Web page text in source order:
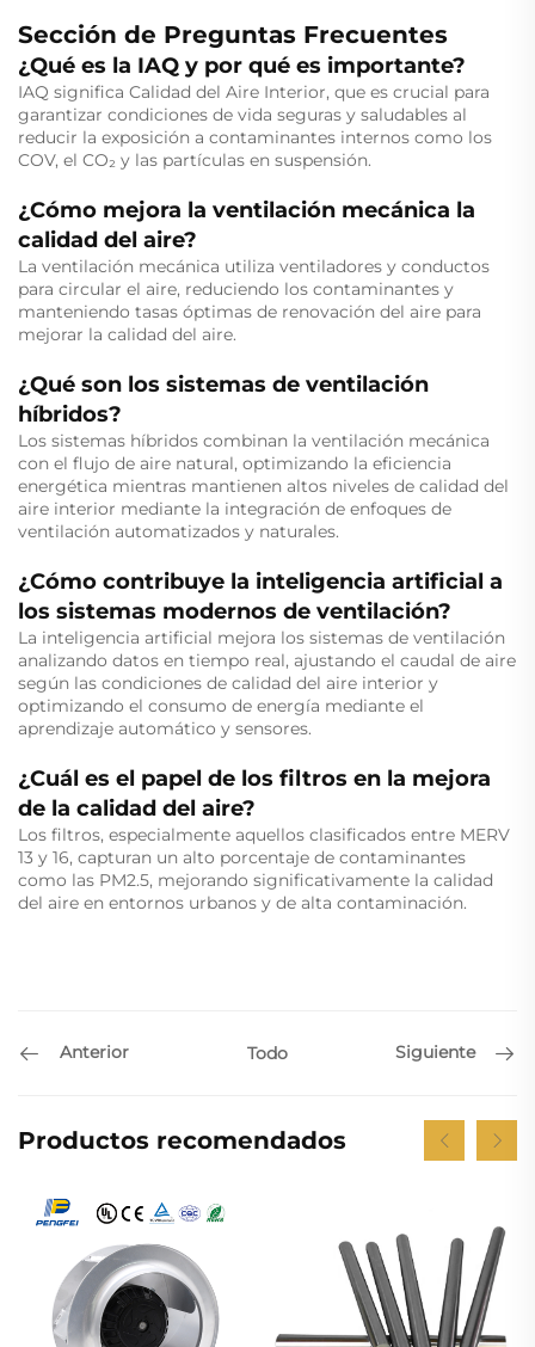
Sección de Preguntas Frecuentes
¿Qué es la IAQ y por qué es importante?
IAQ significa Calidad del Aire Interior, que es crucial para
garantizar condiciones de vida seguras y saludables al
reducir la exposición a contaminantes internos como los
COV, el CO₂ y las partículas en suspensión.
¿Cómo mejora la ventilación mecánica la
calidad del aire?
La ventilación mecánica utiliza ventiladores y conductos
para circular el aire, reduciendo los contaminantes y
manteniendo tasas óptimas de renovación del aire para
mejorar la calidad del aire.
¿Qué son los sistemas de ventilación
híbridos?
Los sistemas híbridos combinan la ventilación mecánica
con el flujo de aire natural, optimizando la eficiencia
energética mientras mantienen altos niveles de calidad del
aire interior mediante la integración de enfoques de
ventilación automatizados y naturales.
¿Cómo contribuye la inteligencia artificial a
los sistemas modernos de ventilación?
La inteligencia artificial mejora los sistemas de ventilación
analizando datos en tiempo real, ajustando el caudal de aire
según las condiciones de calidad del aire interior y
optimizando el consumo de energía mediante el
aprendizaje automático y sensores.
¿Cuál es el papel de los filtros en la mejora
de la calidad del aire?
Los filtros, especialmente aquellos clasificados entre MERV
13 y 16, capturan un alto porcentaje de contaminantes
como las PM2.5, mejorando significativamente la calidad
del aire en entornos urbanos y de alta contaminación.
Anterior Todo Siguiente
Productos recomendados